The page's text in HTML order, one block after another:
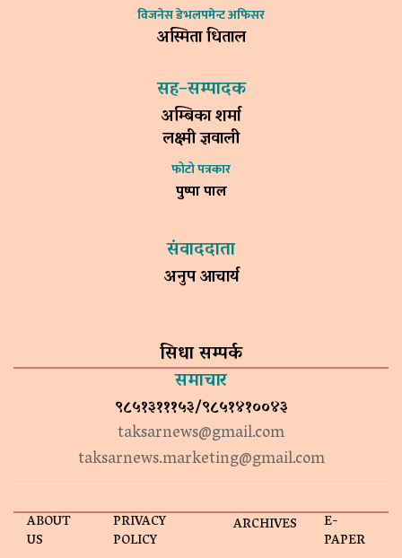
विजनेस डेभलपमेन्ट अफिसर
अस्मिता धिताल
सह–सम्पादक
अम्बिका शर्मा
लक्ष्मी ज्ञवाली
फोटो पत्रकार
पुष्पा पाल
संवाददाता
अनुप आचार्य
सिधा सम्पर्क
समाचार
९८५१३१११५३/९८५१४१००४३
taksarnews@gmail.com
taksarnews.marketing@gmail.com
ABOUT
US
PRIVACY
POLICY
ARCHIVES E-
PAPER